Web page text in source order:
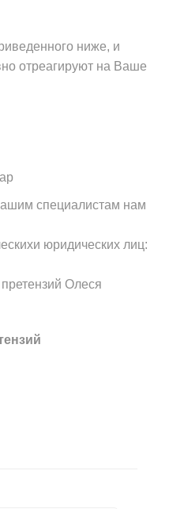
ниже, и
отреагируют на Ваше
специалистам нам
юридических лиц:
Олеся